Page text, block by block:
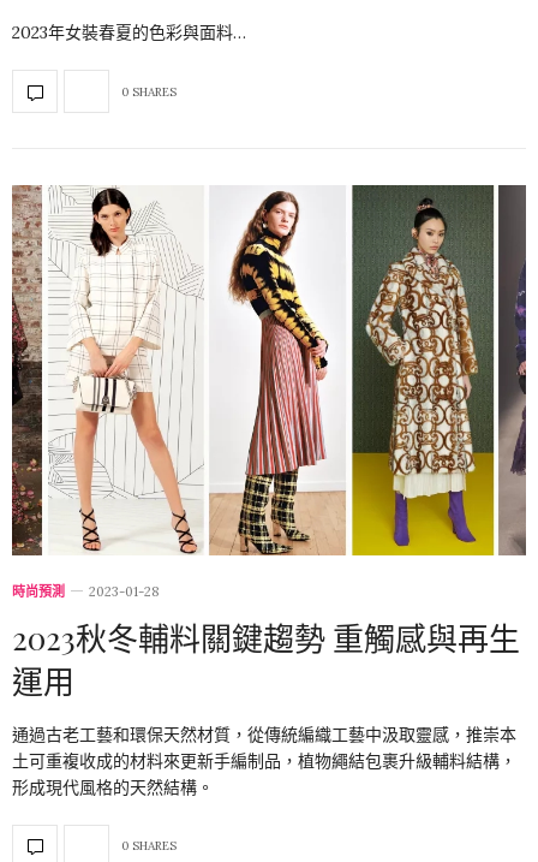
2023年女裝春夏的色彩與面料…
0 SHARES
時尚預測 2023-01-28
2023秋冬輔料關鍵趨勢 重觸感與再生
運用
通過古老工藝和環保天然材質，從傳統編織工藝中汲取靈感，推崇本
土可重複收成的材料來更新手編制品，植物繩結包裹升級輔料結構，
形成現代風格的天然結構。
0 SHARES